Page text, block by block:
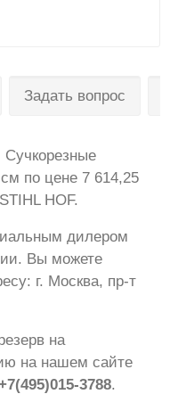
Задать вопрос
по цене 7 614,25
HOF.
дилером
Вы можете
г. Москва, пр-т
на
на нашем сайте
3788.